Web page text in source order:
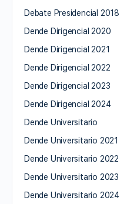
Debate Presidencial 2018
Dende Dirigencial 2020
Dende Dirigencial 2021
Dende Dirigencial 2022
Dende Dirigencial 2023
Dende Dirigencial 2024
Dende Universitario
Dende Universitario 2021
Dende Universitario 2022
Dende Universitario 2023
Dende Universitario 2024